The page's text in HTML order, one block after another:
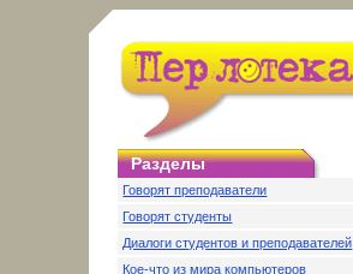
Разделы
Говорят преподаватели
Говорят студенты
Диалоги студентов и преподавателей
Кое-что из мира компьютеров